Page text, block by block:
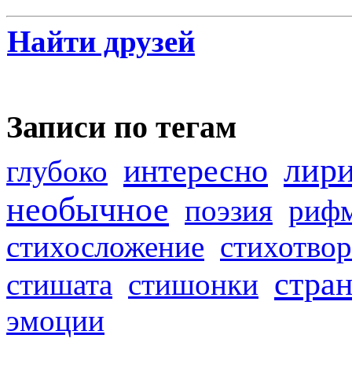
Найти друзей
Записи по тегам
глубоко интересно
необычное поэзия
стихосложение
стишата стишонки
эмоции